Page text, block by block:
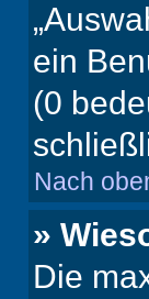
ein
(0
Nach
»
Die